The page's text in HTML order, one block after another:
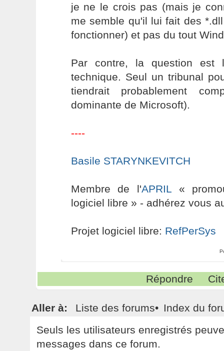
je ne le crois pas (mais je
me semble qu'il lui fait des
fonctionner) et pas du tout
Par contre, la question est
technique. Seul un tribunal
tiendrait probablement
dominante de Microsoft).
----
Basile STARYNKEVITCH
Membre de l'APRIL «
logiciel libre » - adhérez vous
Projet logiciel libre: RefPerSys
Répondre
Aller à: Liste des forums• Index du
Seuls les utilisateurs enregistrés
messages dans ce forum.